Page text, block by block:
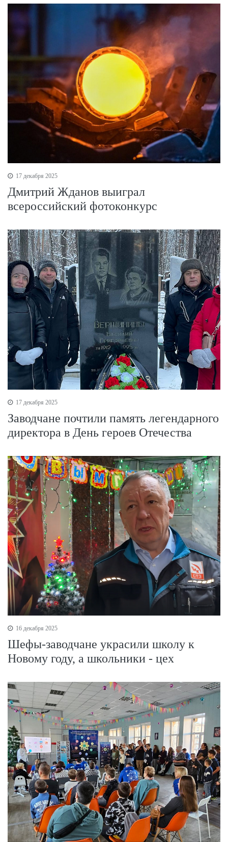
17 декабря 2025
Дмитрий Жданов выиграл
всероссийский фотоконкурс
17 декабря 2025
Заводчане почтили память легендарного
директора в День героев Отечества
16 декабря 2025
Шефы-заводчане украсили школу к
Новому году, а школьники - цех